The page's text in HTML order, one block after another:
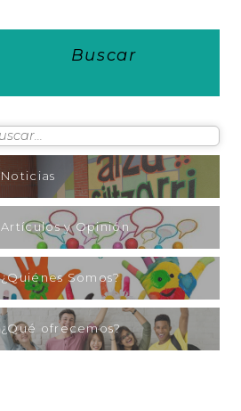
Buscar
Noticias
Artículos y Opinión
¿Quiénes Somos?
¿Qué ofrecemos?